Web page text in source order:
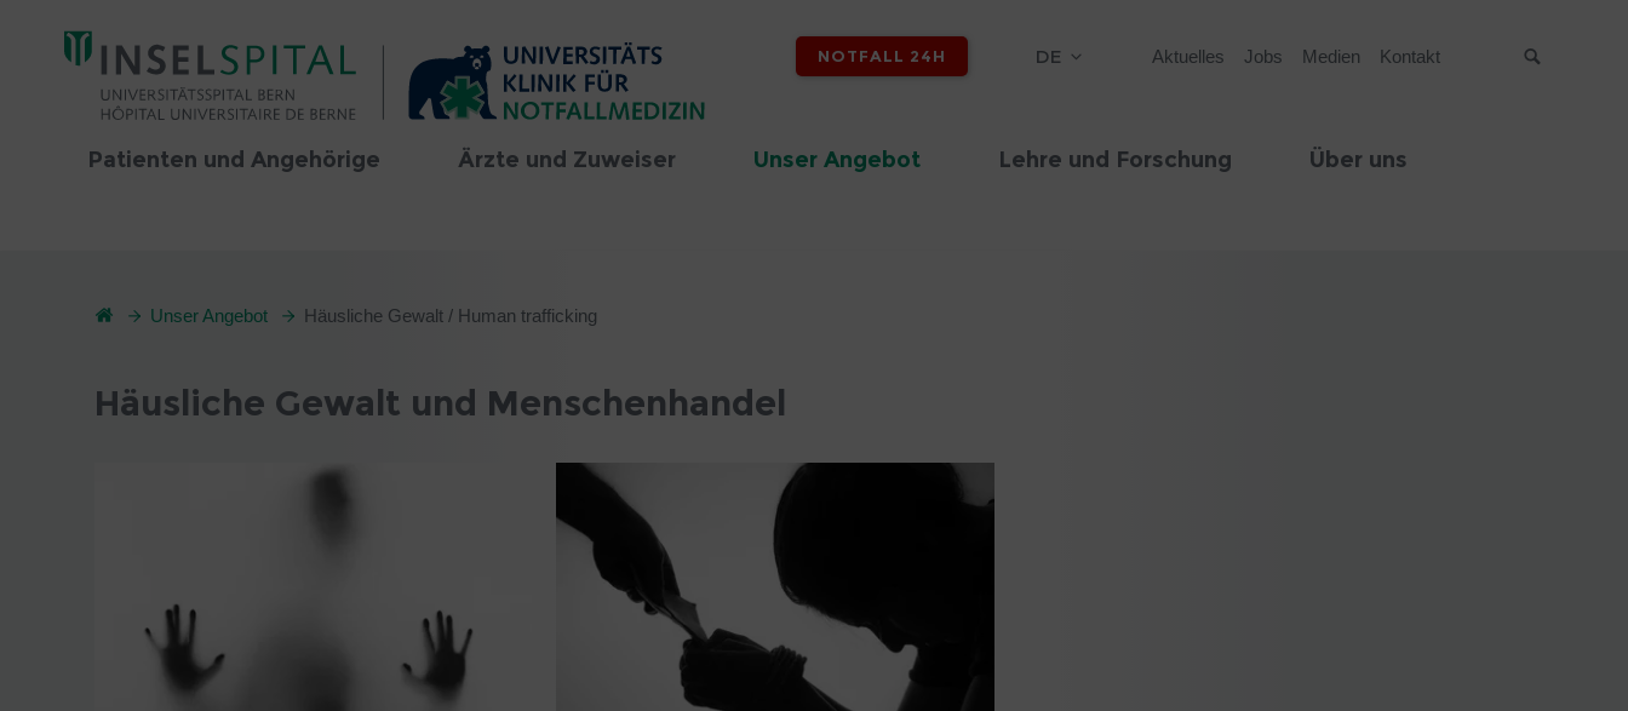
NOTFALL 24H DE Aktuelles Jobs Medien Kontakt
Patienten und Angehörige Ärzte und Zuweiser Unser Angebot Lehre und Forschung Über uns
Unser Angebot Häusliche Gewalt / Human trafficking
Häusliche Gewalt und Menschenhandel